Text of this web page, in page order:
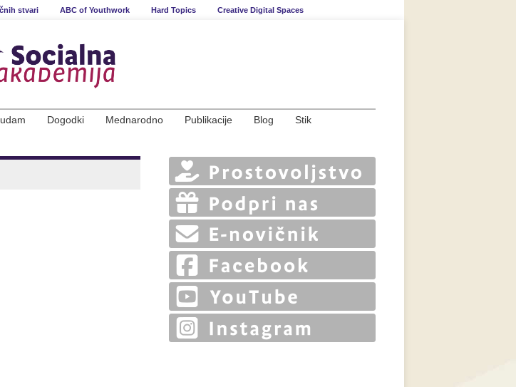
stvari ABC of Youthwork Hard Topics Creative Digital Spaces
Dogodki Mednarodno Publikacije Blog Stik